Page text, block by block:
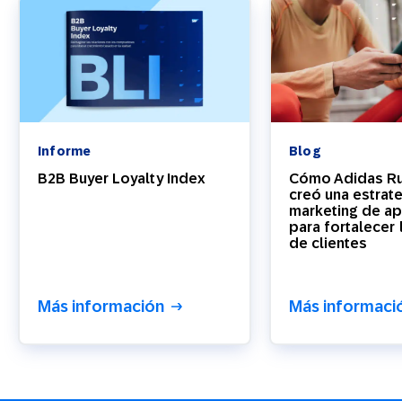
Informe
B2B Buyer Loyalty Index
Más información
Blog
Cómo Adidas
creó una
marketing de
para fortalecer
de clientes
Más